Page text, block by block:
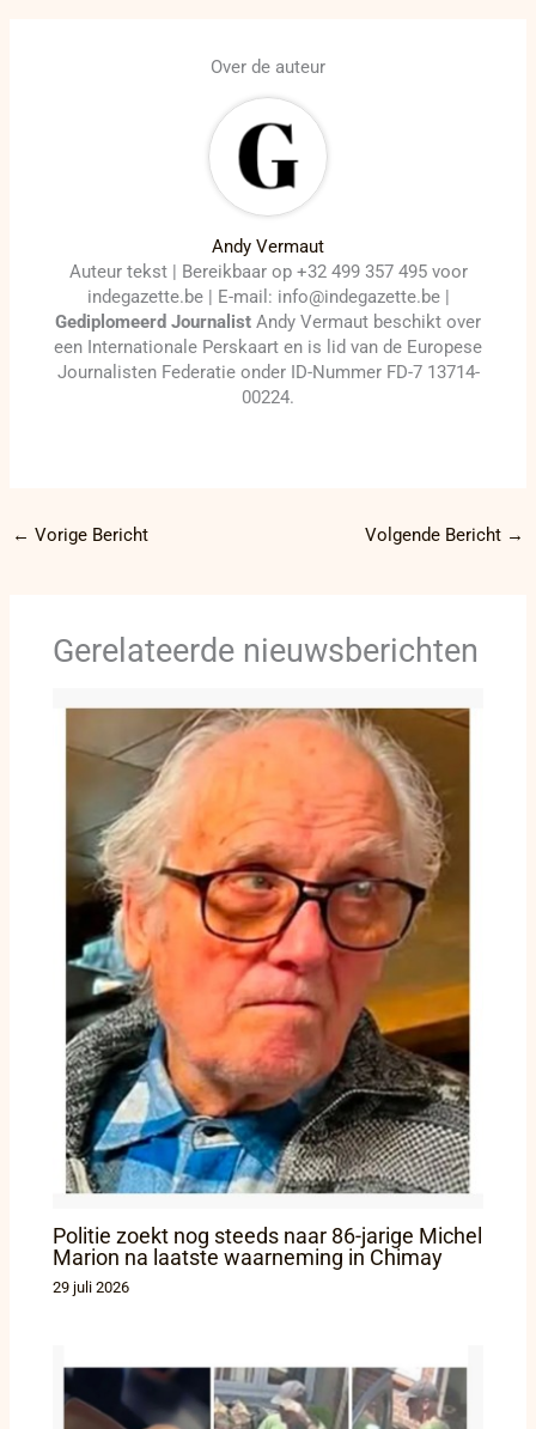
Over de auteur
Andy Vermaut
Auteur tekst | Bereikbaar op +32 499 357 495 voor
indegazette.be | E-mail: info@indegazette.be |
Gediplomeerd Journalist Andy Vermaut beschikt over
een Internationale Perskaart en is lid van de Europese
Journalisten Federatie onder ID-Nummer FD-7 13714-
00224.
← Vorige Bericht Volgende Bericht →
Gerelateerde nieuwsberichten
Politie zoekt nog steeds naar 86-jarige Michel
Marion na laatste waarneming in Chimay
29 juli 2026